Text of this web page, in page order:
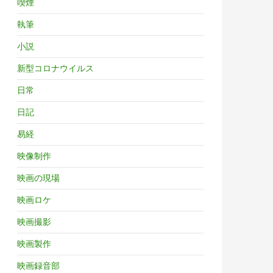
喫煙
執筆
小説
新型コロナウイルス
日常
日記
易経
映像制作
映画の現場
映画ロケ
映画撮影
映画製作
映画録音部